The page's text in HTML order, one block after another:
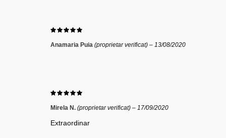
Anamaria Puia (proprietar verificat) – 13/08/2020
Mirela N. (proprietar verificat) – 17/09/2020
Extraordinar